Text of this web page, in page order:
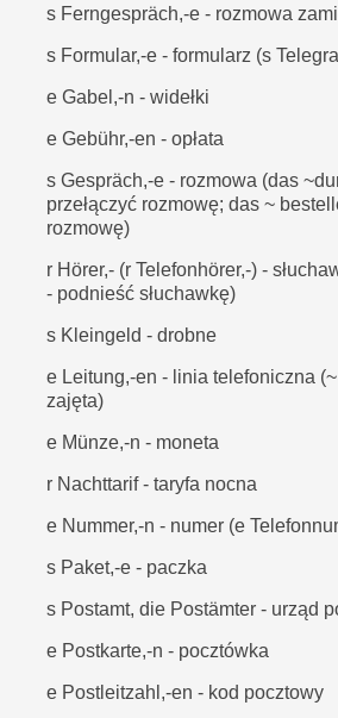
s Ferngespräch,-e - rozmowa
s Formular,-e - formularz (s
e Gabel,-n - widełki
e Gebühr,-en - opłata
s Gespräch,-e - rozmowa (das
przełączyć rozmowę; das ~
rozmowę)
r Hörer,- (r Telefonhörer,-) -
- podnieść słuchawkę)
s Kleingeld - drobne
e Leitung,-en - linia telefoniczna
zajęta)
e Münze,-n - moneta
r Nachttarif - taryfa nocna
e Nummer,-n - numer (e
s Paket,-e - paczka
s Postamt, die Postämter - urząd
e Postkarte,-n - pocztówka
e Postleitzahl,-en - kod pocztowy